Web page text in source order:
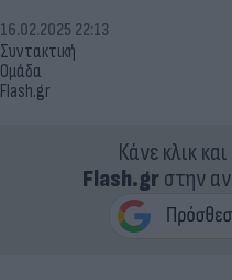
Συντακτική
Ομάδα
Flash.gr
16.02.2025 22:13
Κάνε κλικ
Flash.grστην